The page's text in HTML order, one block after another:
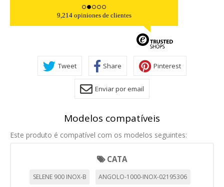
9,214 opiniones de clientes
Tweet Share Pinterest
Enviar por email
Modelos compatíveis
Este produto é compatível com os modelos seguintes:
CATA
SELENE 900 INOX-B ANGOLO-1000-INOX-02195306